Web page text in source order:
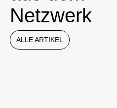
Netzwerk
ALLE ARTIKEL